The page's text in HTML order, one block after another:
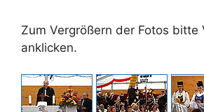
Zum Vergrößern der Fotos bitte
anklicken.